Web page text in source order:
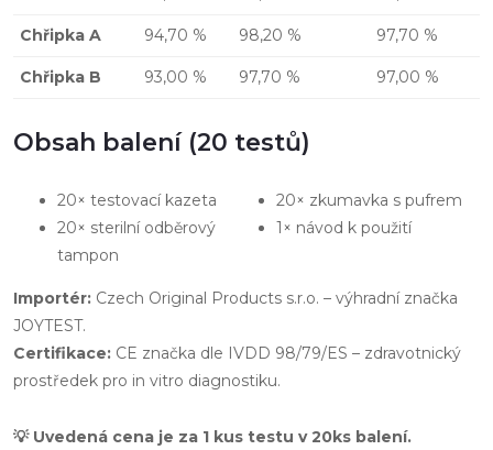
Chřipka A 94,70 % 98,20 % 97,70 %
Chřipka B 93,00 % 97,70 % 97,00 %
Obsah balení (20 testů)
20× testovací kazeta
20× sterilní odběrový
tampon
20× zkumavka s pufrem
1× návod k použití
Importér: Czech Original Products s.r.o. – výhradní značka
JOYTEST.
Certifikace: CE značka dle IVDD 98/79/ES – zdravotnický
prostředek pro in vitro diagnostiku.
💡 Uvedená cena je za 1 kus testu v 20ks balení.